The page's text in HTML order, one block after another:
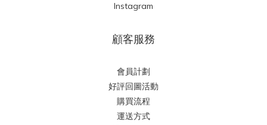
Instagram
顧客服務
會員計劃
好評回圖活動
購買流程
運送方式